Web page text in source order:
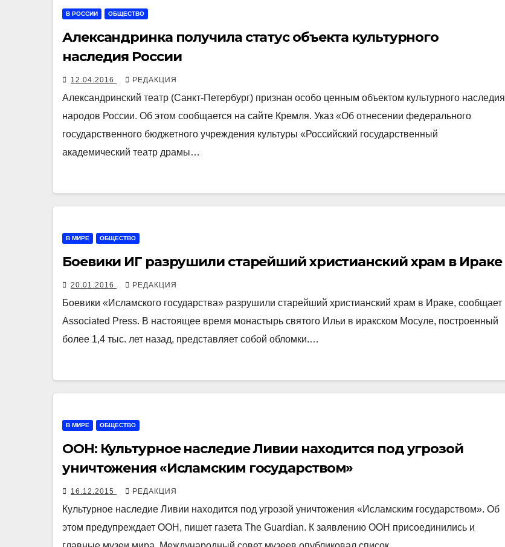
В РОССИИ ОБЩЕСТВО
Александринка получила статус объекта культурного
наследия России
12.04.2016 РЕДАКЦИЯ
Александринский театр (Санкт-Петербург) признан особо ценным объектом культурного наследия
народов России. Об этом сообщается на сайте Кремля. Указ «Об отнесении федерального
государственного бюджетного учреждения культуры «Российский государственный
академический театр драмы…
В МИРЕ ОБЩЕСТВО
Боевики ИГ разрушили старейший христианский храм в Ираке
20.01.2016 РЕДАКЦИЯ
Боевики «Исламского государства» разрушили старейший христианский храм в Ираке, сообщает
Associated Press. В настоящее время монастырь святого Ильи в иракском Мосуле, построенный
более 1,4 тыс. лет назад, представляет собой обломки.…
В МИРЕ ОБЩЕСТВО
ООН: Культурное наследие Ливии находится под угрозой
уничтожения «Исламским государством»
16.12.2015 РЕДАКЦИЯ
Культурное наследие Ливии находится под угрозой уничтожения «Исламским государством». Об
этом предупреждает ООН, пишет газета The Guardian. К заявлению ООН присоединились и